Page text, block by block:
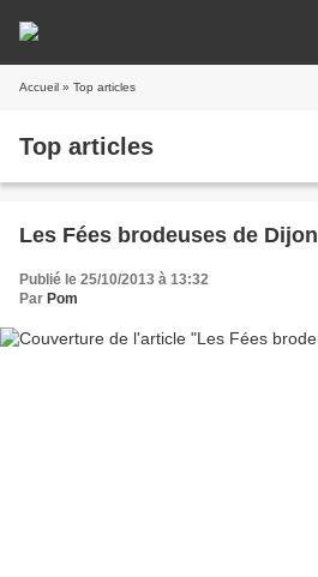
Accueil » Top articles
Top articles
Les Fées brodeuses de Dijon
Publié le 25/10/2013 à 13:32
Par Pom